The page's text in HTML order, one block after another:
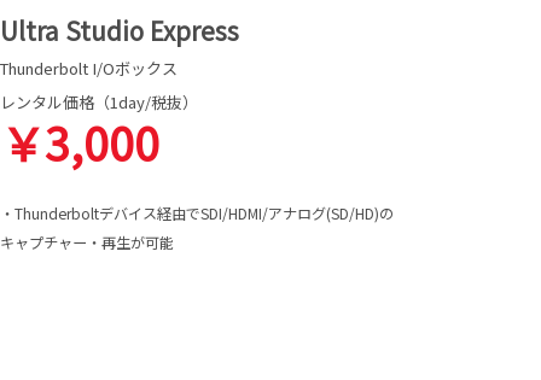
Ultra Studio Express
Thunderbolt I/Oボックス
レンタル価格（1day/税抜）
￥3,000
・Thunderboltデバイス経由でSDI/HDMI/アナログ(SD/HD)の
キャプチャー・再生が可能